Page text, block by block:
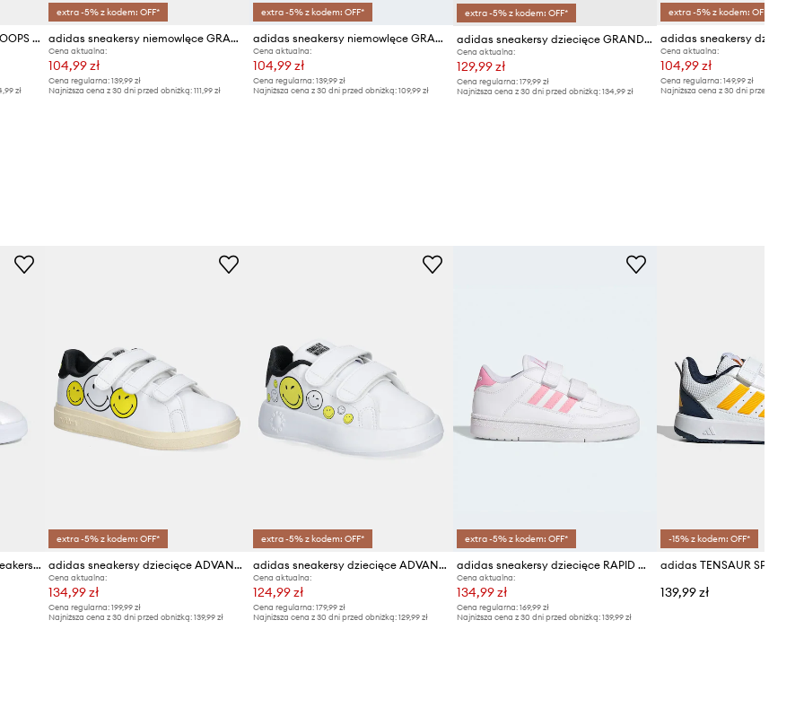
adidas sneakersy dziecięce HOOPS CLASSIC
zł
extra -5% z kodem: OFF*
adidas sneakersy niemowlęce GRAND COURT 3.0
Cena aktualna:
104,99 zł
Cena regularna: 139,99 zł
Najniższa cena z 30 dni przed obniżką: 111,99 zł
extra -5% z kodem: OFF*
adidas sneakersy niemowlęce GRAND COURT 3.0
Cena aktualna:
104,99 zł
Cena regularna: 139,99 zł
Najniższa cena z 30 dni przed obniżką: 109,99 zł
extra -5% z kodem: OFF*
adidas sneakersy dziecięce GRAND COURT
Cena aktualna:
129,99 zł
Cena regularna:179,99 zł
Najniższa cena z 30 dni przed obniżką:134,99 zł
extra -5% z kodem: OFF*
Cena aktualna:
104,99 zł
Cena regularna: 149,99 zł
Najniższa cena z 30 dni przed obniżką:
adidas GRAND COURT 3.0 sneakersy dziecięce
extra -5% z kodem: OFF*
adidas sneakersy dziecięce ADVANTAGE SMILEY
Cena aktualna:
134,99 zł
Cena regularna: 199,99 zł
Najniższa cena z 30 dni przed obniżką: 139,99 zł
extra -5% z kodem: OFF*
adidas sneakersy dziecięce ADVANTAGE SMILEY
Cena aktualna:
124,99 zł
Cena regularna: 179,99 zł
Najniższa cena z 30 dni przed obniżką: 129,99 zł
extra -5% z kodem: OFF*
adidas sneakersy dziecięce RAPID COURT
Cena aktualna:
134,99 zł
Cena regularna:169,99 zł
Najniższa cena z 30 dni przed obniżką:139,99 zł
-15% z kodem: OFF*
139,99 zł